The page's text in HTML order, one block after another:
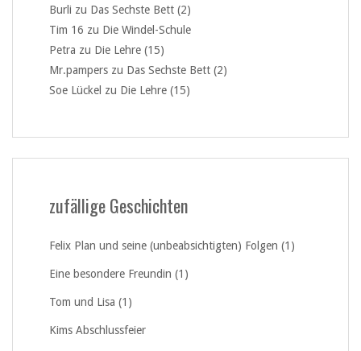
Burli zu Das Sechste Bett (2)
Tim 16 zu Die Windel-Schule
Petra zu Die Lehre (15)
Mr.pampers zu Das Sechste Bett (2)
Soe Lückel zu Die Lehre (15)
zufällige Geschichten
Felix Plan und seine (unbeabsichtigten) Folgen (1)
Eine besondere Freundin (1)
Tom und Lisa (1)
Kims Abschlussfeier